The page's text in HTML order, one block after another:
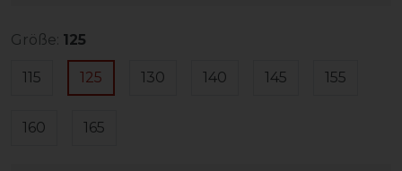
Größe: 125
115 125 130 140 145 155
160 165